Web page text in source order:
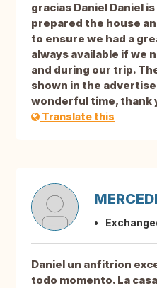
gracias Daniel Daniel
prepared the house
to ensure we had a
always available if we
and during our trip.
shown in the
wonderful time, thank
Translate this
Daniel un anfitrion
todo momento. La